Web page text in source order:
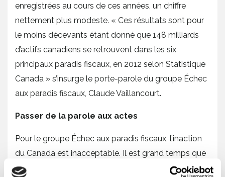
enregistrées au cours de ces années, un chiffre
nettement plus modeste. « Ces résultats sont pour
le moins décevants étant donné que 148 milliards
d’actifs canadiens se retrouvent dans les six
principaux paradis fiscaux, en 2012 selon Statistique
Canada » s’insurge le porte-parole du groupe Échec
aux paradis fiscaux, Claude Vaillancourt.
Passer de la parole aux actes
Pour le groupe Échec aux paradis fiscaux, l’inaction
du Canada est inacceptable. Il est grand temps que
le premier ministre Stephen Harper passe de la